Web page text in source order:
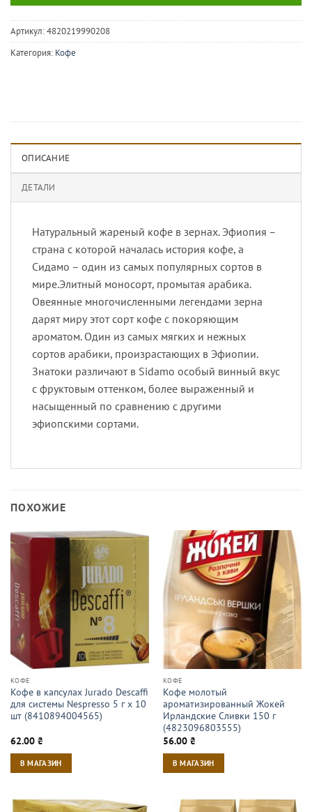
Артикул:4820219990208
Категория: Кофе
ОПИСАНИЕ
ДЕТАЛИ
Натуральный жареный кофе в зернах. Эфиопия –
страна с которой началась история кофе, а
Сидамо – один из самых популярных сортов в
мире.Элитный моносорт, промытая арабика.
Овеянные многочисленными легендами зерна
дарят миру этот сорт кофе с покоряющим
ароматом. Один из самых мягких и нежных
сортов арабики, произрастающих в Эфиопии.
Знатоки различают в Sidamo особый винный вкус
с фруктовым оттенком, более выраженный и
насыщенный по сравнению с другими
эфиопскими сортами.
ПОХОЖИЕ
КОФЕ
Кофе в капсулах Jurado Descaffi
для системы Nespresso 5 г х 10
шт (8410894004565)
62.00 ₴
В МАГАЗИН
КОФЕ
Кофе молотый
ароматизированный Жокей
Ирландские Сливки 150 г
(4823096803555)
56.00 ₴
В МАГАЗИН